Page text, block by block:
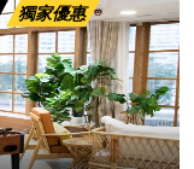
獨家優惠